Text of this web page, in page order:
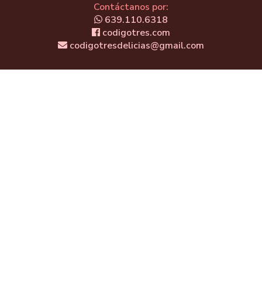
Contáctanos por:
639.110.6318
codigotres.com
codigotresdelicias@gmail.com